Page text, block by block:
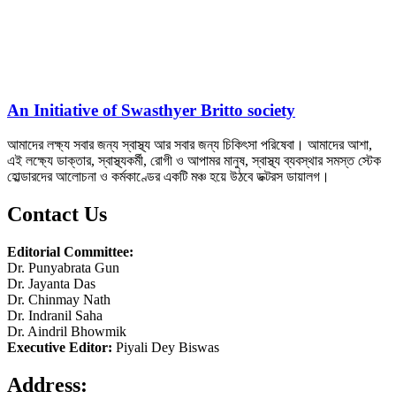
An Initiative of Swasthyer Britto society
আমাদের লক্ষ্য সবার জন্য স্বাস্থ্য আর সবার জন্য চিকিৎসা পরিষেবা। আমাদের আশা,
এই লক্ষ্যে ডাক্তার, স্বাস্থ্যকর্মী, রোগী ও আপামর মানুষ, স্বাস্থ্য ব্যবস্থার সমস্ত স্টেক
হোল্ডারদের আলোচনা ও কর্মকাণ্ডের একটি মঞ্চ হয়ে উঠবে ডক্টরস ডায়ালগ।
Contact Us
Editorial Committee:
Dr. Punyabrata Gun
Dr. Jayanta Das
Dr. Chinmay Nath
Dr. Indranil Saha
Dr. Aindril Bhowmik
Executive Editor: Piyali Dey Biswas
Address: